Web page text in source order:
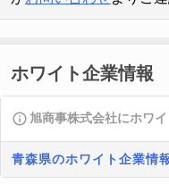
ホワイト企業情報
旭商事株式会社にホワ
青森県のホワイト企業情